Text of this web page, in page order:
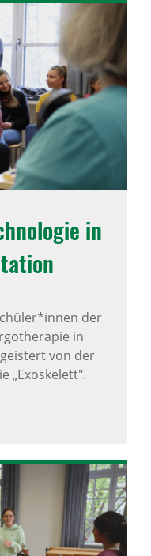
in
der
in
von der
„Exoskelett".